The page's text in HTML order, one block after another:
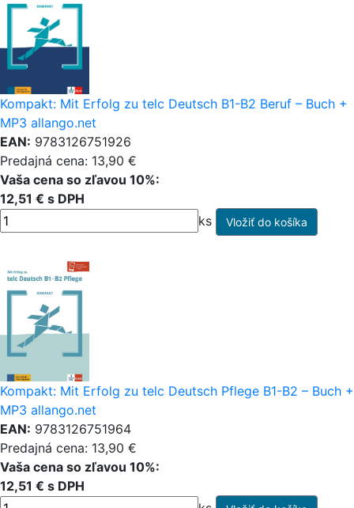
Kompakt: Mit Erfolg zu telc Deutsch B1-B2 Beruf – Buch +
MP3 allango.net
EAN: 9783126751926
Predajná cena: 13,90 €
Vaša cena so zľavou 10%:
12,51 € s DPH
ks
Kompakt: Mit Erfolg zu telc Deutsch Pflege B1-B2 – Buch +
MP3 allango.net
EAN: 9783126751964
Predajná cena: 13,90 €
Vaša cena so zľavou 10%:
12,51 € s DPH